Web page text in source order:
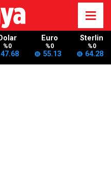
Dolar
%0
47.68
Euro
%0
55.13
Sterlin
%0
64.28